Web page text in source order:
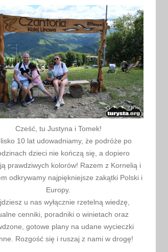
Cześć, tu Justyna i Tomek!
10 lat udowadniamy, że podróże po
dzieci nie kończą się, a dopiero
prawdziwych kolorów! Razem z Kornelią i
odkrywamy najpiękniejsze zakątki Polski i
Europy.
u nas wyłącznie rzetelną wiedzę,
cenniki, poradniki o winietach oraz
gotowe plany na udane wycieczki
Rozgość się i ruszaj z nami w drogę!